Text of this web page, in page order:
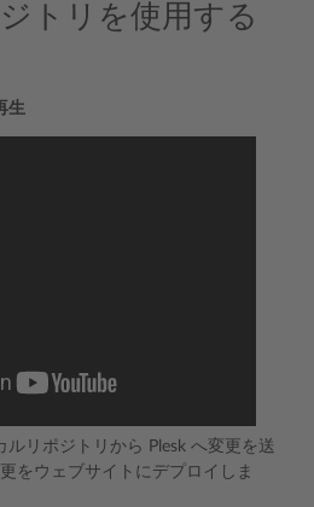
トリを使用する
生
ルリポジトリから Plesk へ変更を送
をウェブサイトにデプロイしま